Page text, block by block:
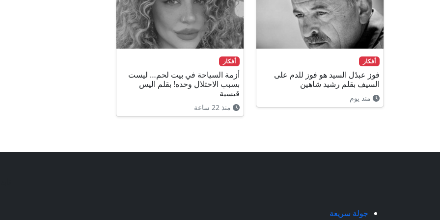
أفكار
فوز عبدٔل السيد هو فوز للدم على
السيف بقلم رشيد شاهين
منذ يوم
أفكار
أزمة السياحة في بيت لحم… ليست
بسبب الاحتلال وحده! بقلم اليس
قيسية
منذ 22 ساعة
جولة سريعة